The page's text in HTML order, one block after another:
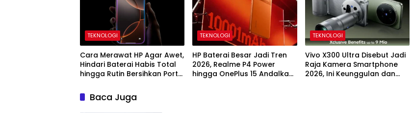
TEKNOLOGI
Cara Merawat HP Agar Awet,
Hindari Baterai Habis Total
hingga Rutin Bersihkan Port
TEKNOLOGI
HP Baterai Besar Jadi Tren
2026, Realme P4 Power
hingga OnePlus 15 Andalkan
TEKNOLOGI
Vivo X300 Ultra Disebut Jadi
Raja Kamera Smartphone
2026, Ini Keunggulan dan
Baca Juga